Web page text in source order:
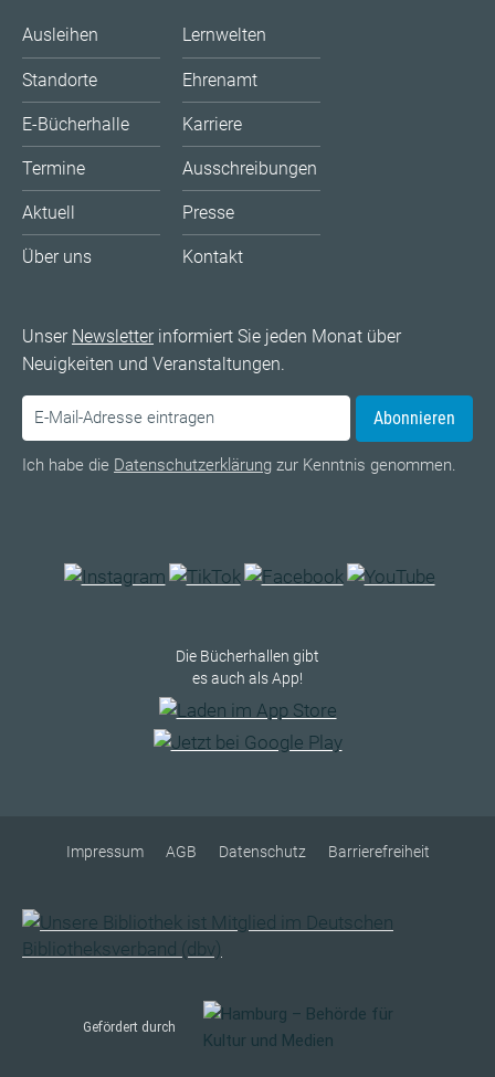
Ausleihen
Standorte
E-Bücherhalle
Termine
Aktuell
Über uns
Lernwelten
Ehrenamt
Karriere
Ausschreibungen
Presse
Kontakt
Unser Newsletterinformiert Sie jeden Monat über
Neuigkeiten und Veranstaltungen.
Abonnieren
Ich habe die Datenschutzerklärung zur Kenntnis genommen.
Die Bücherhallen gibt
es auch als App!
Impressum AGB Datenschutz Barrierefreiheit
Gefördert durch